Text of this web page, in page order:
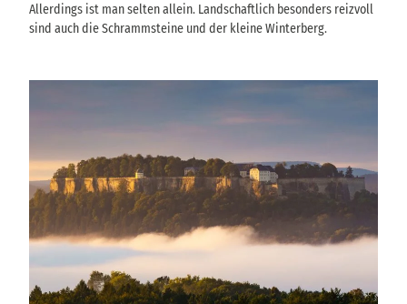
Allerdings ist man selten allein. Landschaftlich besonders reizvoll
sind auch die Schrammsteine und der kleine Winterberg.